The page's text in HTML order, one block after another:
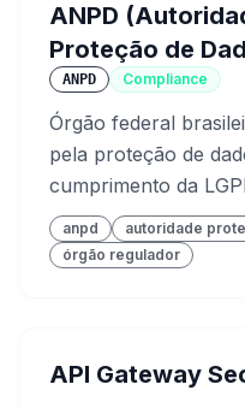
ANPD
Proteção de
ANPD Compliance
Órgão federal
pela proteção de
cumprimento da
anpd autoridade
órgão regulador
API Gateway